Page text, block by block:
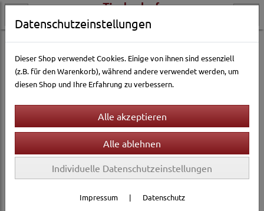
Katzenwelt Katzenspielzeug Katzenbälle
Datenschutzeinstellungen
Dieser Shop verwendet Cookies. Einige von ihnen sind essenziell
(z.B. für den Warenkorb), während andere verwendet werden, um
diesen Shop und Ihre Erfahrung zu verbessern.
Individuelle Datenschutzeinstellungen
Impressum | Datenschutz